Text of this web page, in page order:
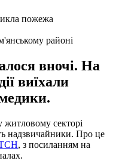
районі
вночі. На
виїхали
секторі
надзвичайники. Про це
, з посиланням на